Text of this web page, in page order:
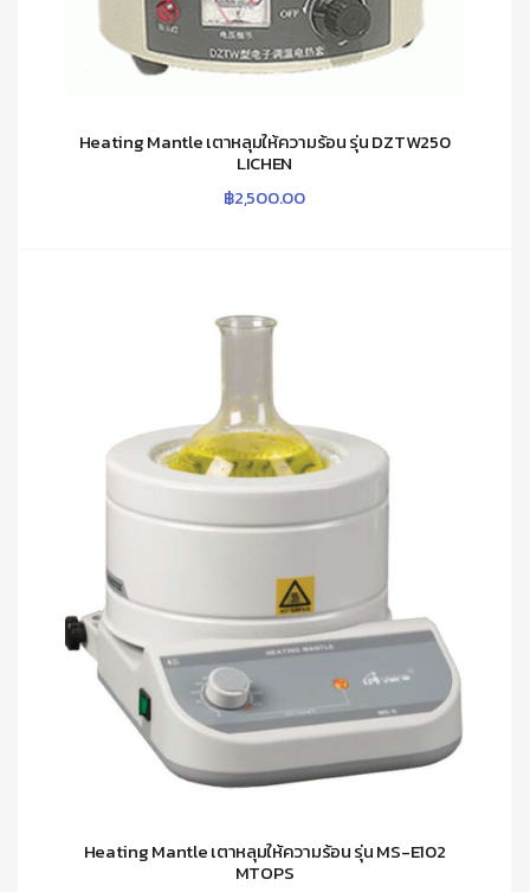
Heating Mantle เตาหลุมให้ความร้อน รุ่น DZTW250
LICHEN
฿2,500.00
Heating Mantle เตาหลุมให้ความร้อน รุ่น MS-E102
MTOPS